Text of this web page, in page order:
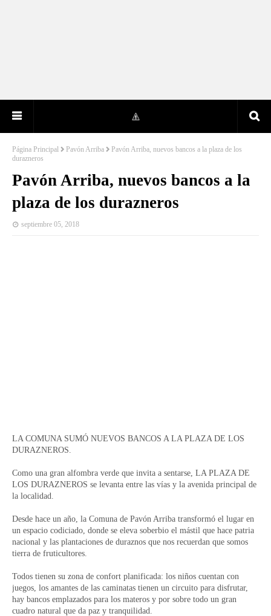
Página Principal Pavón Arriba
Pavón Arriba, nuevos bancos a la plaza de los
durazneros
Pavón Arriba, nuevos bancos a la
plaza de los durazneros
septiembre 05, 2018
LA COMUNA SUMÓ NUEVOS BANCOS A LA PLAZA DE LOS
DURAZNEROS.
Como una gran alfombra verde que invita a sentarse, LA PLAZA DE
LOS DURAZNEROS se levanta entre las vías y la avenida principal de
la localidad.
Desde hace un año, la Comuna de Pavón Arriba transformó el lugar en
un espacio codiciado, donde se eleva soberbio el mástil que hace patria
nacional y las plantaciones de duraznos que nos recuerdan que somos
tierra de fruticultores.
Todos tienen su zona de confort planificada: los niños cuentan con
juegos, los amantes de las caminatas tienen un circuito para disfrutar,
hay bancos emplazados para los materos y por sobre todo un gran
cuadro natural que da paz y tranquilidad.